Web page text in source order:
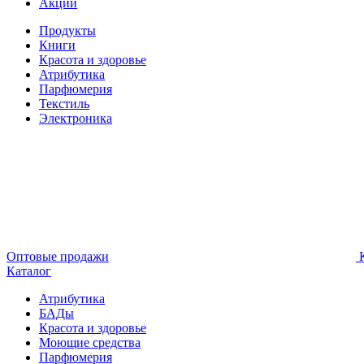
Акции
Продукты
Книги
Красота и здоровье
Атрибутика
Парфюмерия
Текстиль
Электроника
Оптовые продажи
Каталог
Атрибутика
БАДы
Красота и здоровье
Моющие средства
Парфюмерия